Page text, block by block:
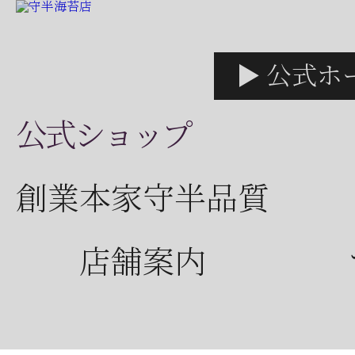
公式ショップ
▶ 公式ホ
創業本家守半品質
店舗案内